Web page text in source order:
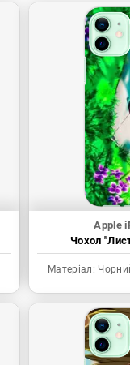
Apple
Чохол
Матеріал: